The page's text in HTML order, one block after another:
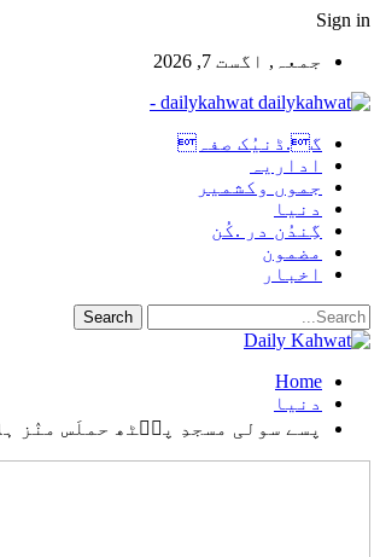
Sign in
جمعہ, اگست 7, 2026
dailykahwat -
گ.ڈنیُک صفہ
اداریہ
جموں وکشمیر
دنیا
گِندُن در .کُن
مضمون
اخبار
Home
دنیا
پسے سولی مسجدِ پٮ۪ٹھ حملَس منٛز